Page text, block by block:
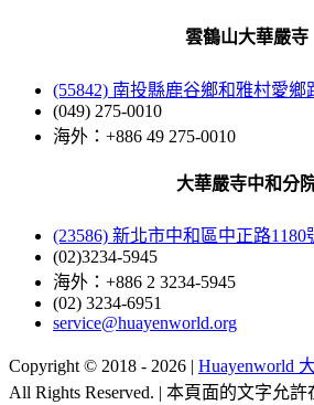
雲鶴山大華嚴寺
(55842) 南投縣鹿谷鄉和雅村愛鄉
(049) 275-0010
海外：+886 49 275-0010
大華嚴寺中和分
(23586) 新北市中和區中正路1180
(02)3234-5945
海外：+886 2 3234-5945
(02) 3234-6951
service@huayenworld.org
Copyright © 2018 - 2026 | Huayenworld
All Rights Reserved. | 本頁面的文字允許